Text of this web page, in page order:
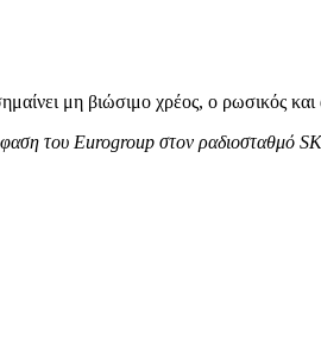
μη βιώσιμο χρέος, ο ρωσικός
του Eurogroup στον ραδιοσταθμό